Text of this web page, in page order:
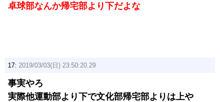
卓球部なんか帰宅部より下だよな
17: 2019/03/03(日) 23:50:20.29
事実やろ
実際他運動部より下で文化部帰宅部よりは上や